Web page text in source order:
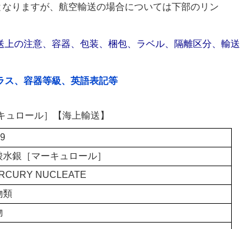
りますが、航空輸送の場合については下部のリン
の注意、容器、包装、梱包、ラベル、隔離区分、輸送
ス、容器等級、英語表記等
ロール］【海上輸送】
水銀［マーキュロール］
NUCLEATE
類